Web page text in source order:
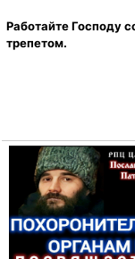
Работайте Господу
трепетом.